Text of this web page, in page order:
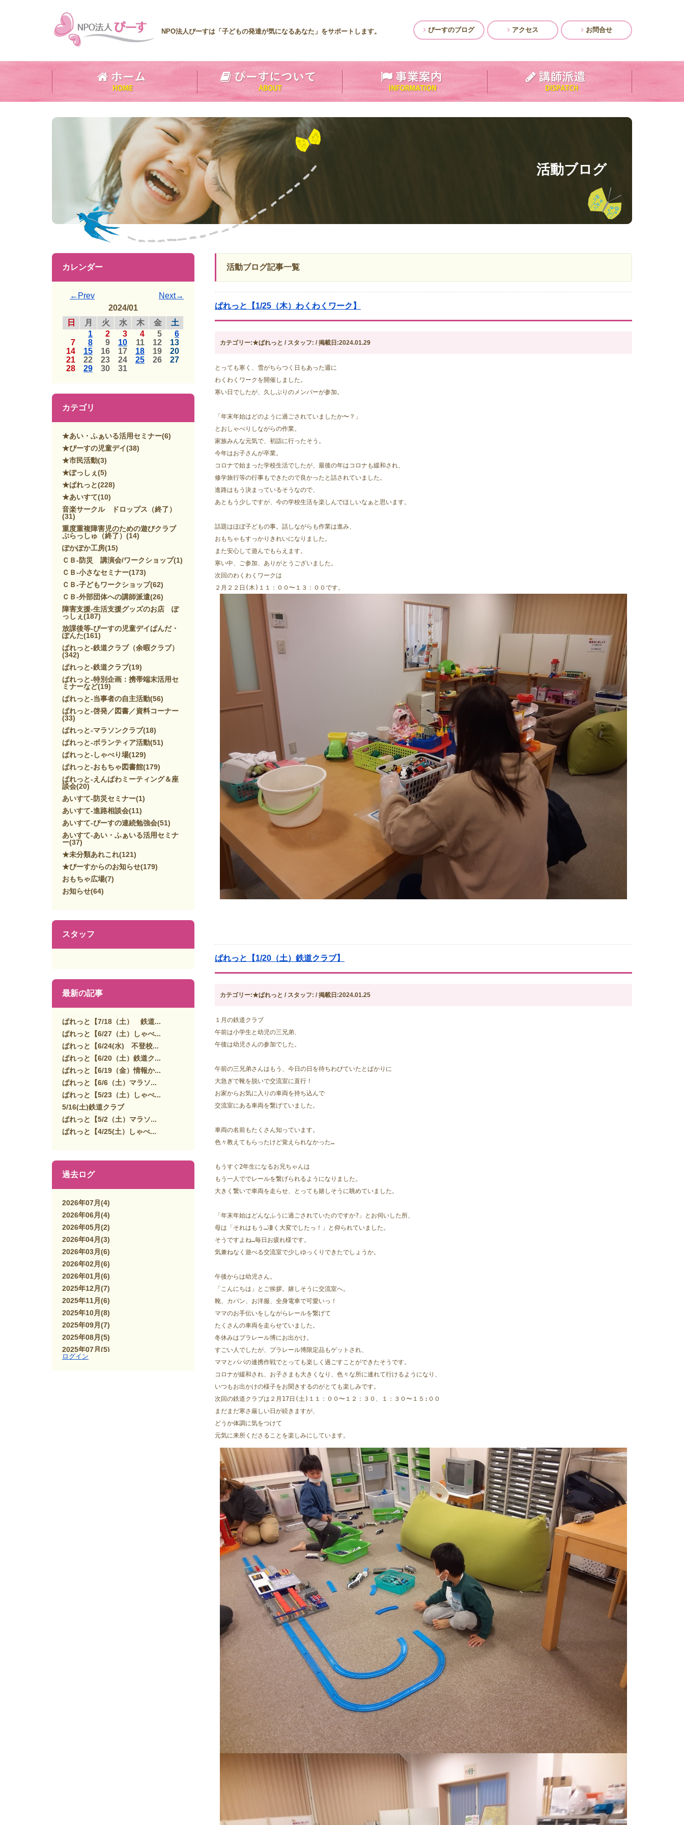
NPO法人ぴーすは「子どもの発達が気になるあなた」をサポートします。 ぴーすのブログ アクセス お問合せ
活動ブログ
活動ブログ記事一覧
ぱれっと【1/25（木）わくわくワーク】
カテゴリー:★ぱれっと / スタッフ: / 掲載日:2024.01.29
とっても寒く、雪がちらつく日もあった週に
わくわくワークを開催しました。
寒い日でしたが、久しぶりのメンバーが参加。
「年末年始はどのように過ごされていましたか〜？」
とおしゃべりしながらの作業。
家族みんな元気で、初詣に行ったそう。
今年はお子さんが卒業。
コロナで始まった学校生活でしたが、最後の年はコロナも緩和され、
修学旅行等の行事もできたので良かったと話されていました。
進路はもう決まっているそうなので、
あともう少しですが、今の学校生活を楽しんでほしいなぁと思います。
話題はほぼ子どもの事。話しながらも作業は進み、
おもちゃもすっかりきれいになりました。
また安心して遊んでもらえます。
寒い中、ご参加、ありがとうございました。
次回のわくわくワークは
２月２２日(木)１１：００〜１３：００です。
ぱれっと【1/20（土）鉄道クラブ】
カテゴリー:★ぱれっと / スタッフ: / 掲載日:2024.01.25
１月の鉄道クラブ
午前は小学生と幼児の三兄弟、
午後は幼児さんの参加でした。
午前の三兄弟さんはもう、今日の日を待ちわびていたとばかりに
大急ぎで靴を脱いで交流室に直行！
お家からお気に入りの車両を持ち込んで
交流室にある車両を繋げていました。
車両の名前もたくさん知っています。
色々教えてもらったけど覚えられなかった…
もうすぐ2年生になるお兄ちゃんは
もう一人ででレールを繋げられるようになりました。
大きく繋いで車両を走らせ、とっても嬉しそうに眺めていました。
「年末年始はどんなふうに過ごされていたのですか?」とお伺いした所、
母は「それはもう…凄く大変でしたっ！」と仰られていました。
そうですよね…毎日お疲れ様です。
気兼ねなく遊べる交流室で少しゆっくりできたでしょうか。
午後からは幼児さん。
「こんにちは」とご挨拶。嬉しそうに交流室へ。
靴、カバン、お洋服、全身電車で可愛いっ！
ママのお手伝いをしながらレールを繋げて
たくさんの車両を走らせていました。
冬休みはプラレール博にお出かけ。
すごい人でしたが、プラレール博限定品もゲットされ、
ママとパパの連携作戦でとっても楽しく過ごすことができたそうです。
コロナが緩和され、お子さまも大きくなり、色々な所に連れて行けるようになり、
いつもお出かけの様子をお聞きするのがとても楽しみです。
次回の鉄道クラブは２月17日(土)１１：００〜１２：３０、１：３０〜１５:００
まだまだ寒さ厳しい日が続きますが、
どうか体調に気をつけて
元気に来所くださることを楽しみにしています。
カレンダー
←Prev
Next→
2024/01
日
月 火 水 木 金
土
1
2 3 4 5
6
7
8 9 10 11 12
13
14
15 16 17 18 19
20
21
22 23 24 25 26
27
28
29 30 31
カテゴリ
★あい・ふぁいる活用セミナー(6)
★ぴーすの児童デイ(38)
★市民活動(3)
★ぽっしぇ (5)
★ぱれっと(228)
★あいすて(10)
音楽サークル ドロップス（終了）
(31)
重度重複障害児のための遊びクラブ
ぷらっしゅ（終了） (14)
ぽかぽか工房(15)
ＣＢ-防災 講演会/ワークショップ(1)
ＣＢ-小さなセミナー(173)
ＣＢ-子どもワークショップ(62)
ＣＢ-外部団体への講師派遣(26)
障害支援-生活支援グッズのお店 ぽ
っしぇ (187)
放課後等-ぴーすの児童デイぱんだ・
ぽんた(161)
ぱれっと-鉄道クラブ（余暇クラブ）
(342)
ぱれっと-鉄道クラブ(19)
ぱれっと-特別企画：携帯端末活用セ
ミナーなど(19)
ぱれっと-当事者の自主活動(56)
ぱれっと-啓発／図書／資料コーナー
(33)
ぱれっと-マラソンクラブ(18)
ぱれっと-ボランティア活動(51)
ぱれっと-しゃべり場(129)
ぱれっと-おもちゃ図書館(179)
ぱれっと-えんぱわミーティング＆座
談会(20)
あいすて-防災セミナー(1)
あいすて-進路相談会(11)
あいすて-ぴーすの連続勉強会(51)
あいすて-あい・ふぁいる活用セミナ
ー(37)
★未分類あれこれ(121)
★ぴーすからのお知らせ(179)
おもちゃ広場(7)
お知らせ(64)
スタッフ
最新の記事
ぱれっと【7/18（土） 鉄道...
ぱれっと【6/27（土）しゃべ...
ぱれっと【6/24(水) 不登校...
ぱれっと【6/20（土）鉄道ク...
ぱれっと【6/19（金）情報か...
ぱれっと【6/6（土）マラソ...
ぱれっと【5/23（土）しゃべ...
5/16(土)鉄道クラブ
ぱれっと【5/2（土）マラソ...
ぱれっと【4/25(土）しゃべ...
過去ログ
2026年07月 (4)
2026年06月 (4)
2026年05月 (2)
2026年04月 (3)
2026年03月 (6)
2026年02月 (6)
2026年01月 (6)
2025年12月 (7)
2025年11月 (6)
2025年10月 (8)
2025年09月 (7)
2025年08月 (5)
2025年07月 (5)
2025年06月
ログイン